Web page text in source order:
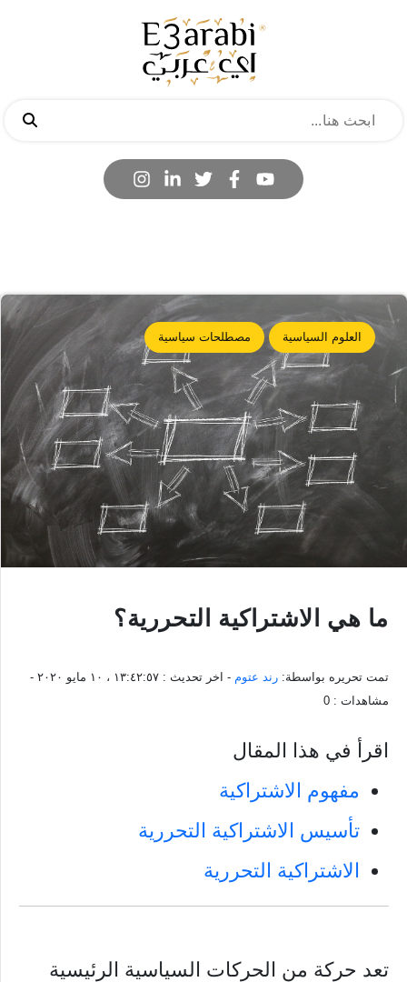
العلوم السياسية مصطلحات سياسية
ما هي الاشتراكية التحررية؟
تمت تحريره بواسطة: رند عتوم - اخر تحديث : ١٣:٤٢:٥٧ ، ١٠ مايو ٢٠٢٠
-
مشاهدات : 0
اقرأ في هذا المقال
مفهوم الاشتراكية
تأسيس الاشتراكية التحررية
الاشتراكية التحررية
تعد حركة من الحركات السياسية الرئيسية